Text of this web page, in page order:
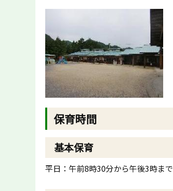
保育時間
基本保育
平日：午前8時30分から午後3時まで